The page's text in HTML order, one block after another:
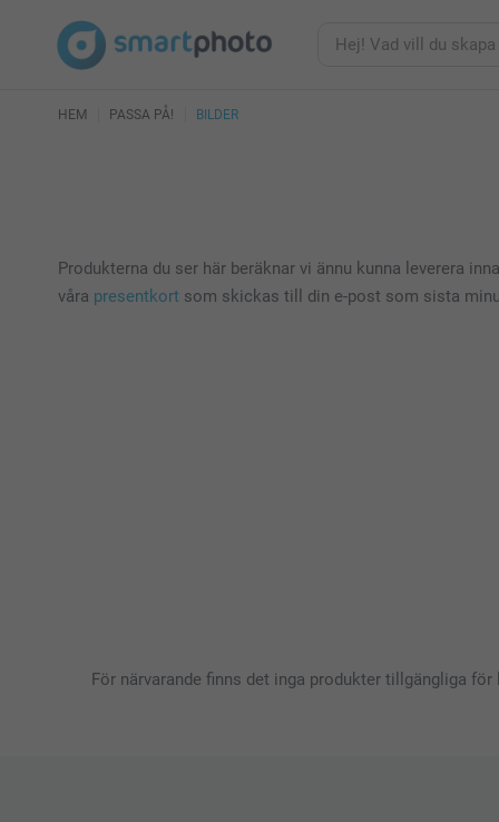
HEM PASSA PÅ! BILDER
Produkterna du ser här beräknar vi ännu kunna leverera
våra presentkort som skickas till din e-post som sista
För närvarande finns det inga produkter tillgängliga